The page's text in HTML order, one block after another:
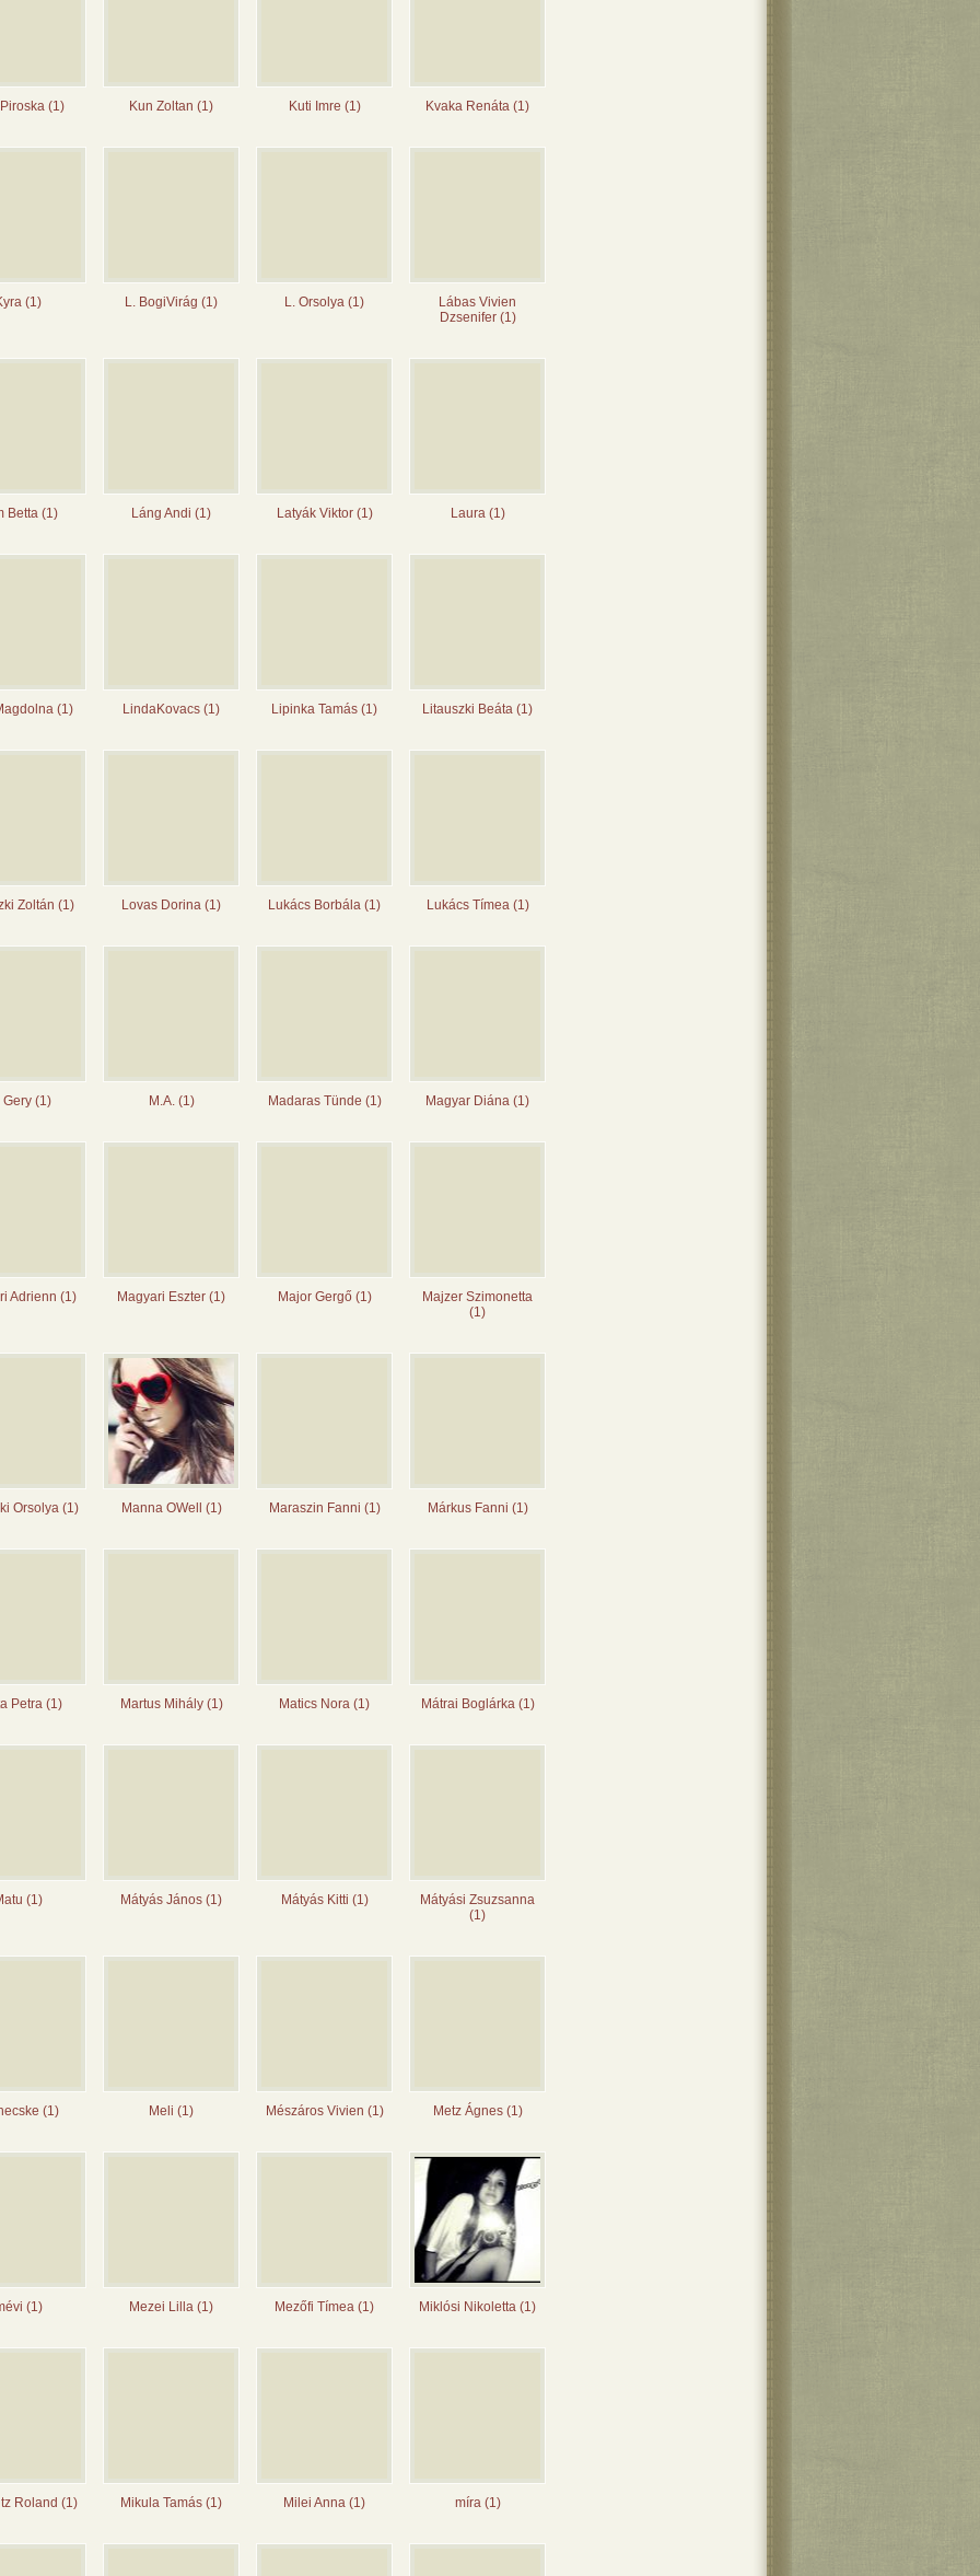
(1) Kun Zoltan (1) Kuti Imre (1) Kvaka Renáta (1)
(1) L. BogiVirág (1) L. Orsolya (1)
Lábas Vivien
Dzsenifer (1)
Betta (1) Láng Andi (1) Latyák Viktor (1) Laura (1)
(1) LindaKovacs (1) Lipinka Tamás (1) Litauszki Beáta (1)
Zoltán (1) Lovas Dorina (1) Lukács Borbála (1) Lukács Tímea (1)
Gery (1) M.A. (1) Madaras Tünde (1) Magyar Diána (1)
Adrienn (1) Magyari Eszter (1) Major Gergő (1)
Majzer Szimonetta
(1)
Orsolya (1) Manna OWell (1) Maraszin Fanni (1) Márkus Fanni (1)
Petra (1) Martus Mihály (1) Matics Nora (1) Mátrai Boglárka (1)
(1) Mátyás János (1) Mátyás Kitti (1)
Mátyási Zsuzsanna
(1)
(1) Meli (1) Mészáros Vivien (1) Metz Ágnes (1)
(1) Mezei Lilla (1) Mezőfi Tímea (1) Miklósi Nikoletta (1)
Roland (1) Mikula Tamás (1) Milei Anna (1) míra (1)